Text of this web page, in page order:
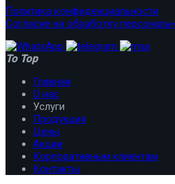
Политика конфиденциальности
Согласие на обработку
To Top
Главная
О нас
Услуги
Продукция
Цены
Акции
Корпоративным клиентам
Контакты